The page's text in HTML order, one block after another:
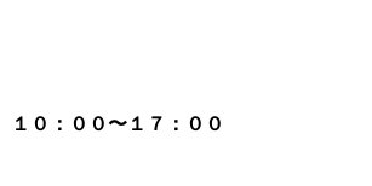
０：００〜１７：００